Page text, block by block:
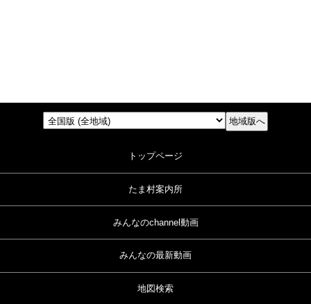
トップページ
たま村案内所
みんなのchannel動画
みんなの最新動画
地図検索